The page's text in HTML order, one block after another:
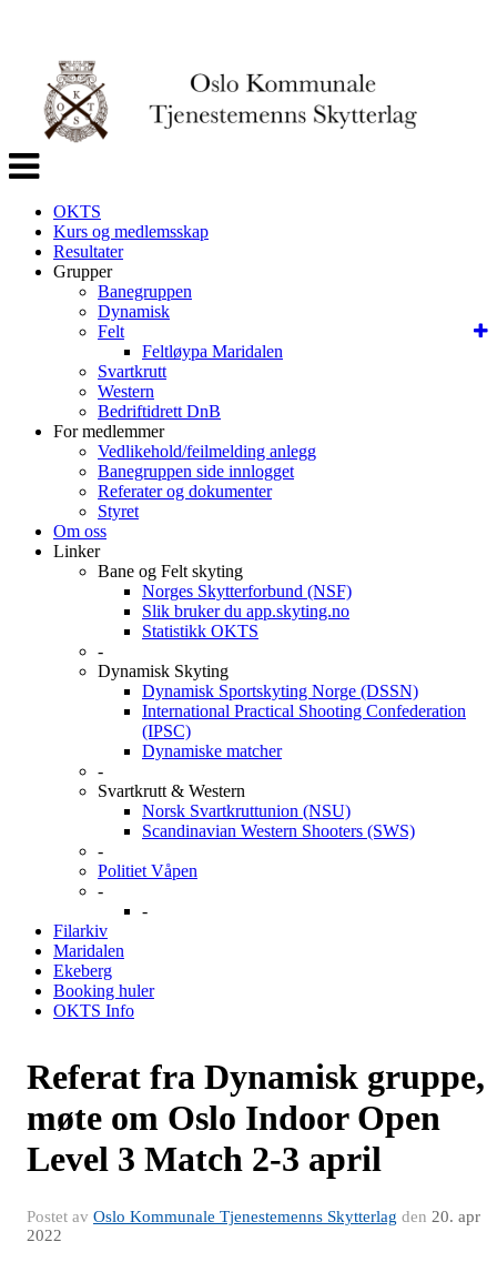
Veksle
navigasjon
OKTS
Kurs og medlemsskap
Resultater
Grupper
Banegruppen
Dynamisk
Felt
Feltløypa Maridalen
Svartkrutt
Western
Bedriftidrett DnB
For medlemmer
Vedlikehold/feilmelding anlegg
Banegruppen side innlogget
Referater og dokumenter
Styret
Om oss
Linker
Bane og Felt skyting
Norges Skytterforbund (NSF)
Slik bruker du app.skyting.no
Statistikk OKTS
-
Dynamisk Skyting
Dynamisk Sportskyting Norge (DSSN)
International Practical Shooting Confederation
(IPSC)
Dynamiske matcher
-
Svartkrutt & Western
Norsk Svartkruttunion (NSU)
Scandinavian Western Shooters (SWS)
-
Politiet Våpen
-
-
Filarkiv
Maridalen
Ekeberg
Booking huler
OKTS Info
Referat fra Dynamisk gruppe,
møte om Oslo Indoor Open
Level 3 Match 2-3 april
Postet av Oslo Kommunale Tjenestemenns Skytterlag den 20. apr
2022